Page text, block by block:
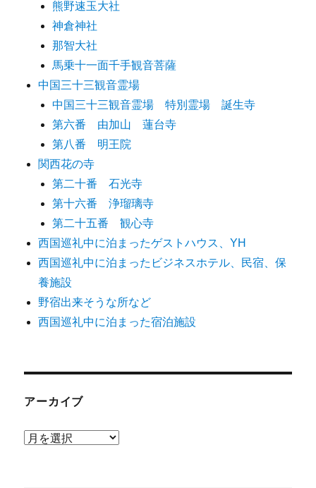
熊野速玉大社
神倉神社
那智大社
馬乗十一面千手観音菩薩
中国三十三観音霊場
中国三十三観音霊場 特別霊場 誕生寺
第六番 由加山 蓮台寺
第八番 明王院
関西花の寺
第二十番 石光寺
第十六番 浄瑠璃寺
第二十五番 観心寺
西国巡礼中に泊まったゲストハウス、YH
西国巡礼中に泊まったビジネスホテル、民宿、保
養施設
野宿出来そうな所など
西国巡礼中に泊まった宿泊施設
アーカイブ
ア